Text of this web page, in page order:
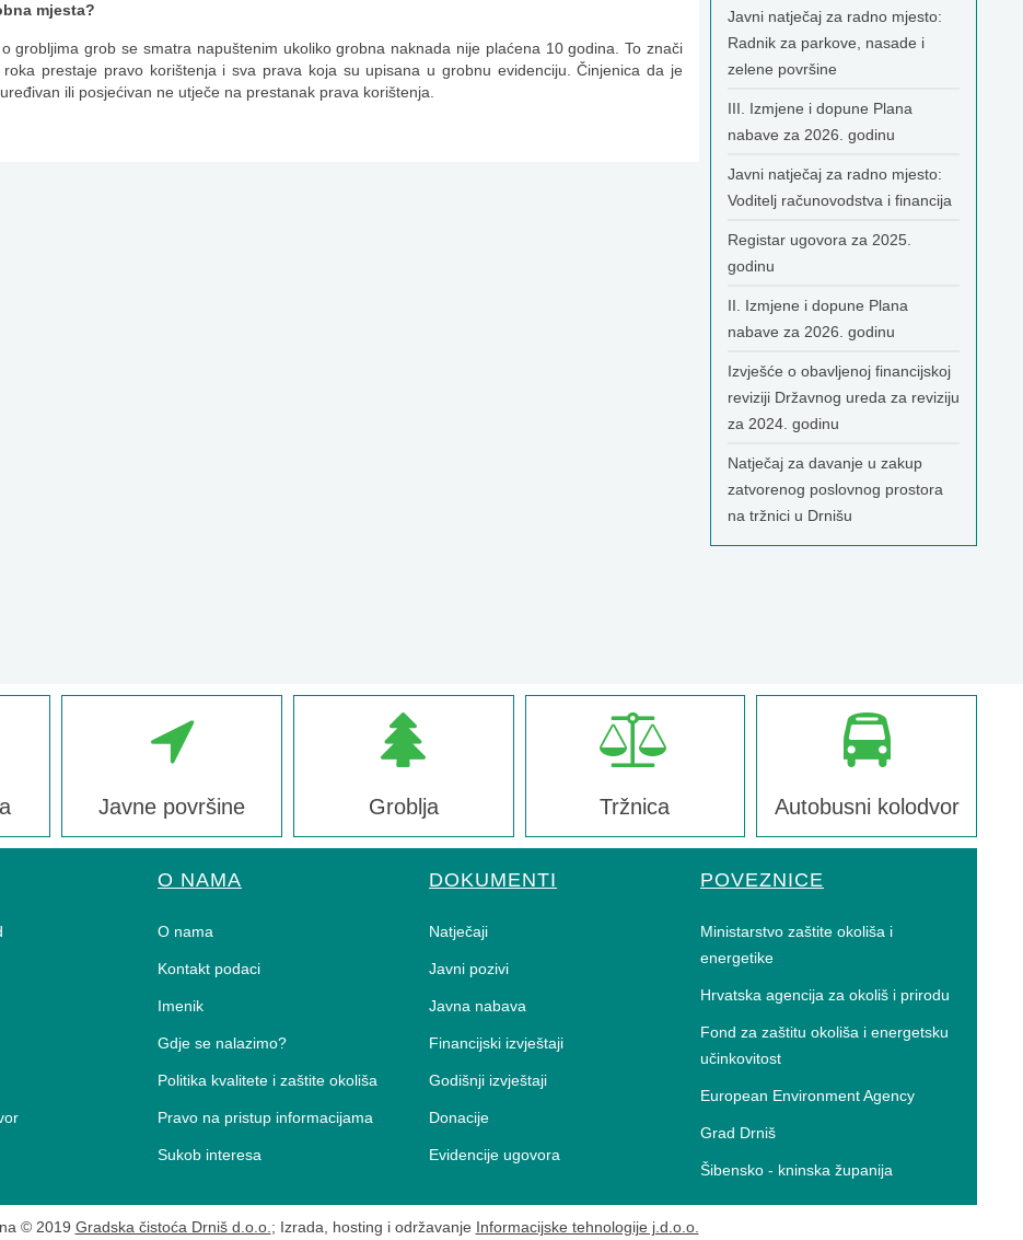
mjesta?
grobljima grob se smatra napuštenim ukoliko grobna naknada nije plaćena 10 godina. To znači
prestaje pravo korištenja i sva prava koja su upisana u grobnu evidenciju. Činjenica da je
ili posjećivan ne utječe na prestanak prava korištenja.
Javni natječaj za radno mjesto:
Radnik za parkove, nasade i
zelene površine
III. Izmjene i dopune Plana
nabave za 2026. godinu
Javni natječaj za radno mjesto:
Voditelj računovodstva i financija
Registar ugovora za 2025.
godinu
II. Izmjene i dopune Plana
nabave za 2026. godinu
Izvješće o obavljenoj financijskoj
reviziji Državnog ureda za reviziju
za 2024. godinu
Natječaj za davanje u zakup
zatvorenog poslovnog prostora
na tržnici u Drnišu
Javne površine Groblja Tržnica Autobusni kolodvor
O NAMA
O nama
Kontakt podaci
Imenik
Gdje se nalazimo?
Politika kvalitete i zaštite okoliša
Pravo na pristup informacijama
Sukob interesa
DOKUMENTI
Natječaji
Javni pozivi
Javna nabava
Financijski izvještaji
Godišnji izvještaji
Donacije
Evidencije ugovora
POVEZNICE
Ministarstvo zaštite okoliša i
energetike
Hrvatska agencija za okoliš i prirodu
Fond za zaštitu okoliša i energetsku
učinkovitost
European Environment Agency
Grad Drniš
Šibensko - kninska županija
© 2019 Gradska čistoća Drniš d.o.o. ; Izrada, hosting i održavanje Informacijske tehnologije j.d.o.o.